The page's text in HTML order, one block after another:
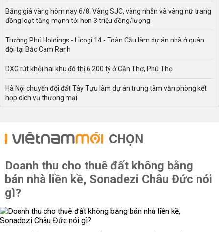
Bảng giá vàng hôm nay 6/8: Vàng SJC, vàng nhẫn và vàng nữ trang
đồng loạt tăng mạnh tới hơn 3 triệu đồng/lượng
Trường Phú Holdings - Licogi 14 - Toàn Cầu làm dự án nhà ở quân
đội tại Bắc Cam Ranh
DXG rút khỏi hai khu đô thị 6.200 tỷ ở Cần Thơ, Phú Thọ
Hà Nội chuyển đổi đất Tây Tựu làm dự án trung tâm văn phòng kết
hợp dịch vụ thương mại
CHỌN
Doanh thu cho thuê đất không bằng
bán nhà liền kề, Sonadezi Châu Đức nói
gì?